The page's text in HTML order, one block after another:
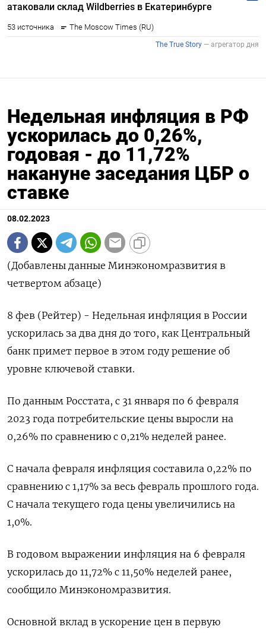
Недельная инфляция в РФ
ускорилась до 0,26%,
годовая - до 11,72%
накануне заседания ЦБР о
ставке
08.02.2023
(Добавлены данные Минэкономразвития в
четвертом абзаце)
8 фев (Рейтер) - Недельная инфляция в России
ускорилась за два дня до того, как Центральный
банк примет первое в этом году решение об
уровне ключевой ставки.
По данным Росстата, с 31 января по 6 февраля
2023 года потребительские цены выросли на
0,26% по сравнению с 0,21% неделей ранее.
С начала февраля инфляция составила 0,22% по
сравнению с 1,17% за весь февраль прошлого года.
С начала текущего года цены увеличились на
1,0%.
В годовом выражении инфляция на 6 февраля
ускорилась до 11,72% с 11,50% неделей ранее,
сообщило Минэкономразвития.
Основной вклад в ускорение цен в первую